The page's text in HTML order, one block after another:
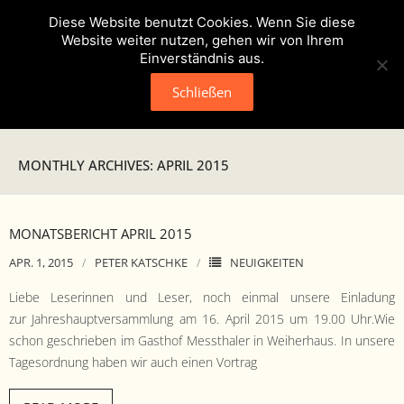
Veranstaltungen
- Geschichte
- Unser Team
MONTHLY ARCHIVES: APRIL 2015
MONATSBERICHT APRIL 2015
APR. 1, 2015 PETER KATSCHKE NEUIGKEITEN
Liebe Leserin­nen und Leser, noch ein­mal unsere Ein­ladung
zur Jahre­shauptver­samm­lung am 16. April 2015 um 19.00 Uhr.Wie
schon geschrieben im Gasthof Messthaler in Wei­her­haus. In unsere
Tage­sor­d­nung haben wir auch einen Vortrag
Diese Website benutzt Cookies. Wenn Sie diese
Website weiter nutzen, gehen wir von Ihrem
Einverständnis aus.
Schließen